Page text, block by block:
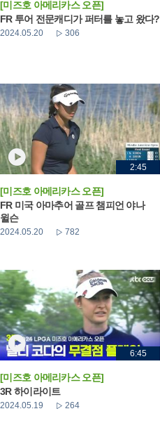
[미즈호 아메리카스 오픈]
FR 투어 전문캐디가 퍼터를 놓고 왔다?
2024.05.20 306
2:45
[미즈호 아메리카스 오픈]
FR 미국 아마추어 골프 챔피언 야나
윌슨
2024.05.20 782
6:45
[미즈호 아메리카스 오픈]
3R 하이라이트
2024.05.19 264